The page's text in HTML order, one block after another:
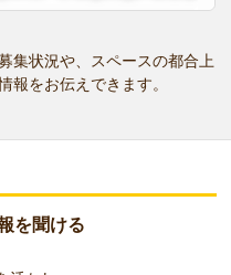
集状況や、スペースの都合上
報をお伝えできます。
を聞ける